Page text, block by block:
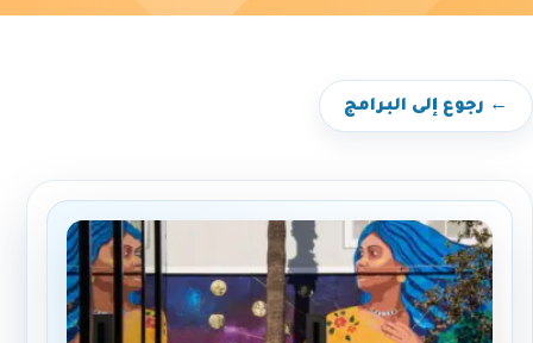
← رجوع إلى البرامج